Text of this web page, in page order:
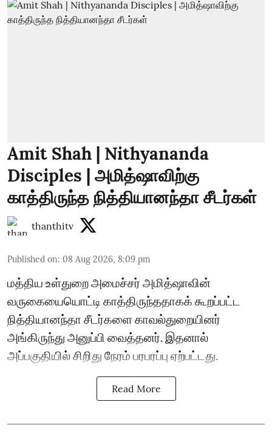
Amit Shah | Nithyananda
Disciples | அமித்ஷாவிற்கு
காத்திருந்த நித்தியானந்தா சீடர்கள்
thanthitv
Published on: 08 Aug 2026, 8:09 pm
மத்திய உள்துறை அமைச்சர் அமித்ஷாவின்
வருகையையொட்டி காத்திருந்ததாகக் கூறப்பட்ட
நித்தியானந்தா சீடர்களை காவல்துறையினர்
அங்கிருந்து அனுப்பி வைத்தனர். இதனால்
அப்பகுதியில் சிறிது நேரம் பரபரப்பு ஏற்பட்டது.
Read More